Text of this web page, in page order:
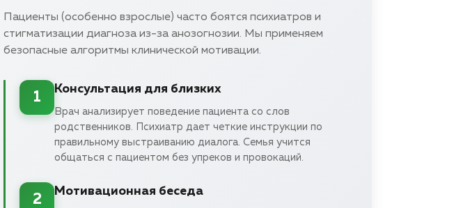
Пациенты (особенно взрослые) часто боятся психиатров и
стигматизации диагноза из-за анозогнозии. Мы применяем
безопасные алгоритмы клинической мотивации.
1
Консультация для близких
Врач анализирует поведение пациента со слов
родственников. Психиатр дает четкие инструкции по
правильному выстраиванию диалога. Семья учится
общаться с пациентом без упреков и провокаций.
2
Мотивационная беседа